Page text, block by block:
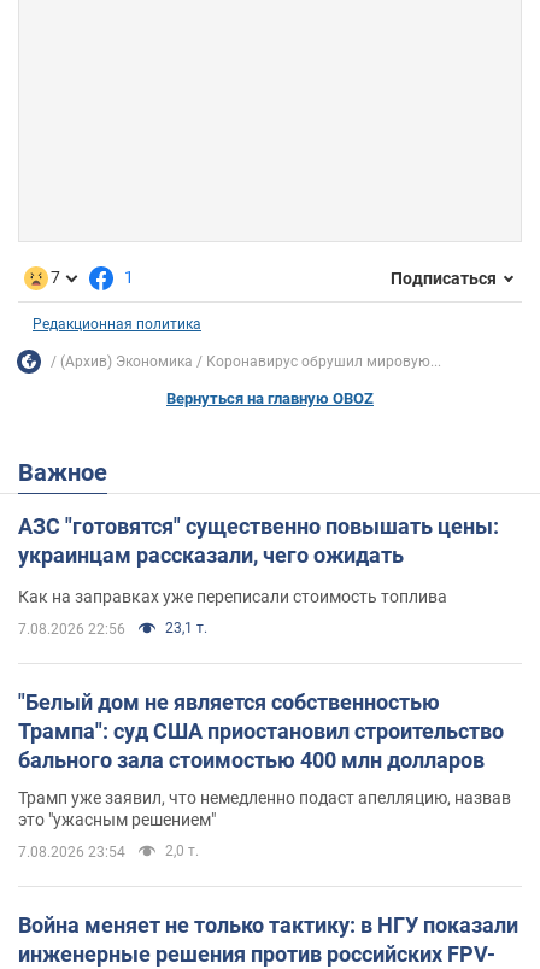
7 1 Подписаться
Редакционная политика
(Архив) Экономика Коронавирус обрушил мировую...
Вернуться на главную OBOZ
Важное
АЗС "готовятся" существенно повышать цены:
украинцам рассказали, чего ожидать
Как на заправках уже переписали стоимость топлива
7.08.2026 22:56 23,1 т.
"Белый дом не является собственностью
Трампа": суд США приостановил строительство
бального зала стоимостью 400 млн долларов
Трамп уже заявил, что немедленно подаст апелляцию, назвав
это "ужасным решением"
7.08.2026 23:54 2,0 т.
Война меняет не только тактику: в НГУ показали
инженерные решения против российских FPV-